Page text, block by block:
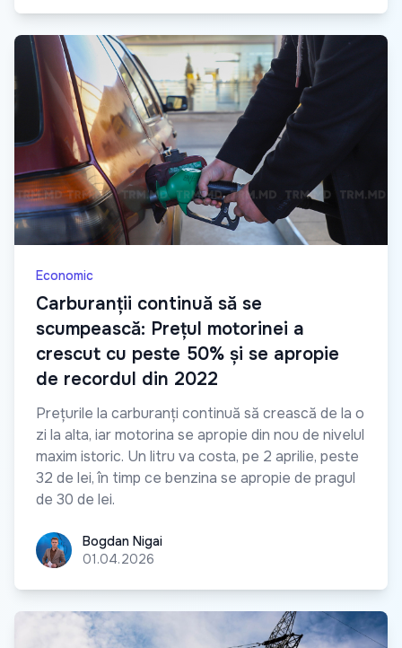
Economic
Carburanții continuă să se
scumpească: Prețul motorinei a
crescut cu peste 50% și se apropie
de recordul din 2022
Prețurile la carburanți continuă să crească de la o
zi la alta, iar motorina se apropie din nou de nivelul
maxim istoric. Un litru va costa, pe 2 aprilie, peste
32 de lei, în timp ce benzina se apropie de pragul
de 30 de lei.
Bogdan NigaiBogdan Nigai
01.04.2026